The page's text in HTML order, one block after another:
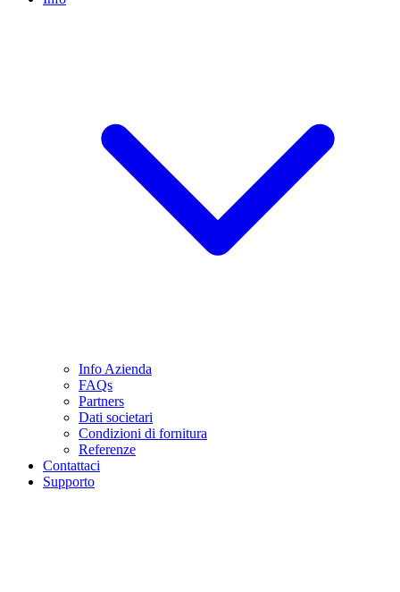
Info Azienda
FAQs
Partners
Dati societari
Condizioni di fornitura
Referenze
Contattaci
Supporto